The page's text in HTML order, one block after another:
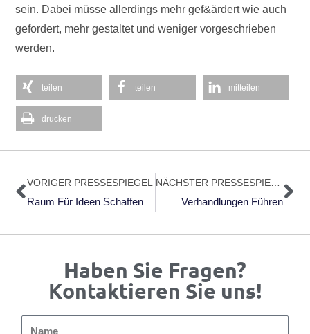
sein. Dabei müsse allerdings mehr gef&ärdert wie auch
gefordert, mehr gestaltet und weniger vorgeschrieben
werden.
teilen teilen mitteilen
drucken
Zurück
VORIGER PRESSESPIEGEL
Raum Für Ideen Schaffen
NÄCHSTER PRESSESPIEGEL
Verhandlungen Führen
Haben Sie Fragen?
Kontaktieren Sie uns!